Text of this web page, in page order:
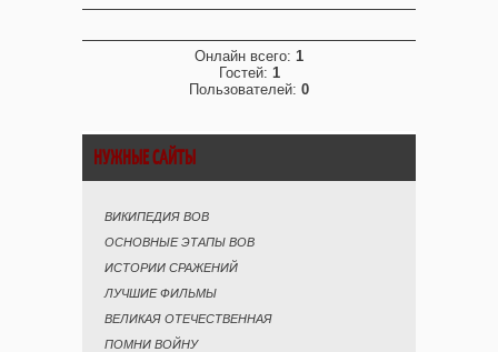
Онлайн всего: 1
Гостей: 1
Пользователей: 0
НУЖНЫЕ САЙТЫ
ВИКИПЕДИЯ ВОВ
ОСНОВНЫЕ ЭТАПЫ ВОВ
ИСТОРИИ СРАЖЕНИЙ
ЛУЧШИЕ ФИЛЬМЫ
ВЕЛИКАЯ ОТЕЧЕСТВЕННАЯ
ПОМНИ ВОЙНУ